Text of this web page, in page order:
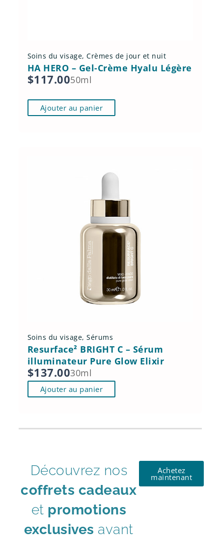
Soins du visage,Crèmes de jour et nuit
HA HERO – Gel-Crème Hyalu Légère
$117.0050ml
Ajouter au panier
Soins du visage,Sérums
Resurface² BRIGHT C – Sérum
illuminateur Pure Glow Elixir
$137.0030ml
Ajouter au panier
Découvrez nos
coffrets cadeaux
et promotions
exclusives avant
Achetez
maintenant